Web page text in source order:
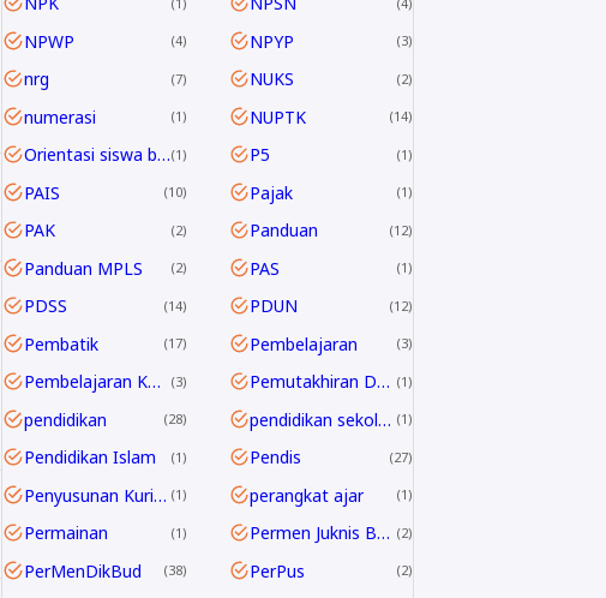
NPWP 4 NPYP 3
nrg 7 NUKS 2
numerasi 1 NUPTK 14
Orientasi siswa baru 1 P5 1
PAIS 10 Pajak 1
PAK 2 Panduan 12
Panduan MPLS 2 PAS 1
PDSS 14 PDUN 12
Pembatik 17 Pembelajaran 3
Pembelajaran Kontekstual 3 Pemutakhiran Data EMIS 1
pendidikan 28 pendidikan sekolah 1
Pendidikan Islam 1 Pendis 27
Penyusunan Kurikulum 1 perangkat ajar 1
Permainan 1 Permen Juknis BOSP 2
PerMenDikBud 38 PerPus 2